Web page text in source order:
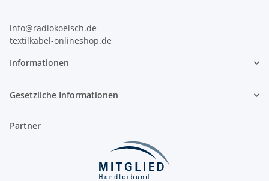
info@radiokoelsch.de
textilkabel-onlineshop.de
Informationen
Gesetzliche Informationen
Partner